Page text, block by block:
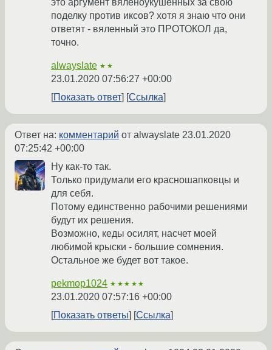
это аргумент вяленоукушенных за свою
поделку против иксов? хотя я знаю что они
ответят - вяленный это ПРОТОКОЛ да,
точно.
alwayslate ★★
23.01.2020 07:56:27 +00:00
Показать ответ
Ссылка
Ответ на: комментарий от alwayslate 23.01.2020
07:25:42 +00:00
Ну как-то так.
Только придумали его красношапковцы и
для себя.
Потому единственно рабочими решениями
будут их решения.
Возможно, кеды осилят, насчет моей
любимой крыски - большие сомнения.
Остальное же будет вот такое.
pekmop1024 ★★★★★
23.01.2020 07:57:16 +00:00
Показать ответы
Ссылка